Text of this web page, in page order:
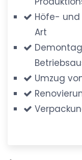
Höfe-
Art
Umzug